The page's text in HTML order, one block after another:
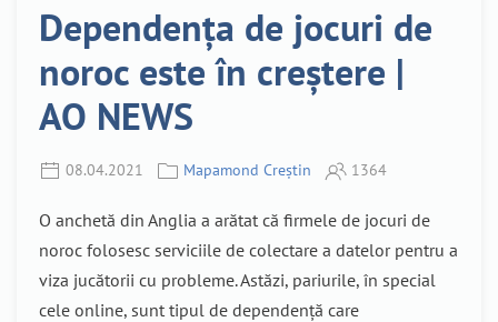
Dependența de jocuri de
noroc este în creștere |
AO NEWS
08.04.2021 Mapamond Creștin 1364
O anchetă din Anglia a arătat că firmele de jocuri de
noroc folosesc serviciile de colectare a datelor pentru a
viza jucătorii cu probleme. Astăzi, pariurile, în special
cele online, sunt tipul de dependență care